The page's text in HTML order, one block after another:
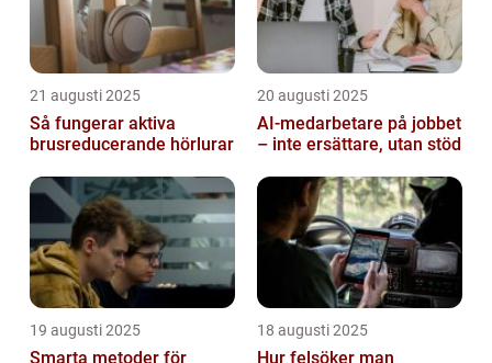
21 augusti 2025
Så fungerar aktiva
brusreducerande hörlurar
20 augusti 2025
AI‑medarbetare på jobbet
– inte ersättare, utan stöd
19 augusti 2025
Smarta metoder för
18 augusti 2025
Hur felsöker man